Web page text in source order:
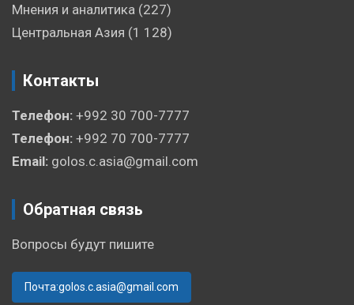
Мнения и аналитика (227)
Центральная Азия (1 128)
Контакты
Телефон: +992 30 700-7777
Телефон: +992 70 700-7777
Email: golos.c.asia@gmail.com
Обратная связь
Вопросы будут пишите
Почта:golos.c.asia@gmail.com